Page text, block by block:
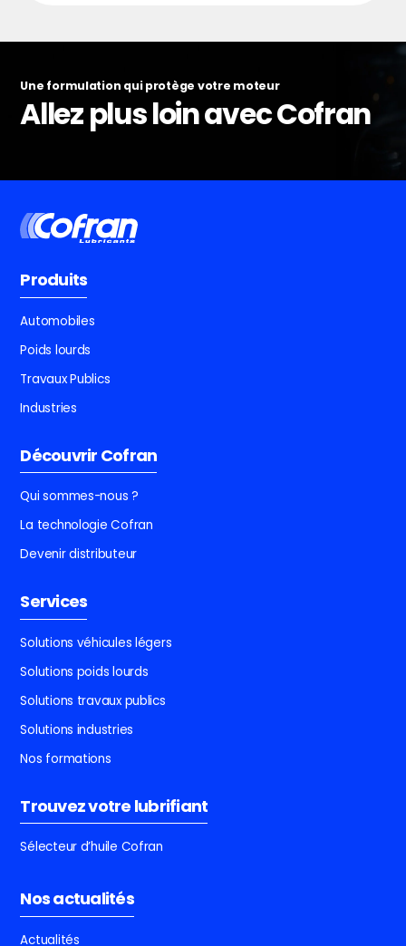
Une formulation qui protège votre moteur
Allez plus loin avec Cofran
Produits
Automobiles
Poids lourds
Travaux Publics
Industries
Découvrir Cofran
Qui sommes-nous ?
La technologie Cofran
Devenir distributeur
Services
Solutions véhicules légers
Solutions poids lourds
Solutions travaux publics
Solutions industries
Nos formations
Trouvez votre lubrifiant
Sélecteur d’huile Cofran
Nos actualités
Actualités